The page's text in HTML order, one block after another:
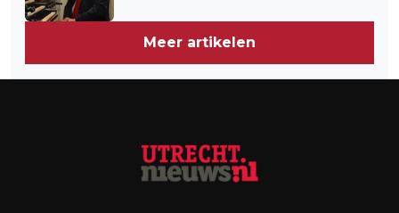
Meer artikelen